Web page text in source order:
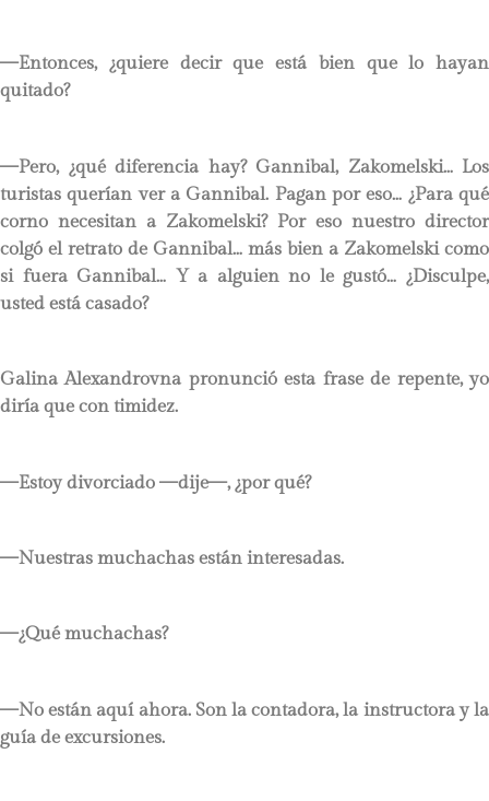
—Entonces, ¿quiere decir que está bien que lo hayan
quitado?
—Pero, ¿qué diferencia hay? Gannibal, Zakomelski… Los
turistas querían ver a Gannibal. Pagan por eso… ¿Para qué
corno necesitan a Zakomelski? Por eso nuestro director
colgó el retrato de Gannibal… más bien a Zakomelski como
si fuera Gannibal… Y a alguien no le gustó… ¿Disculpe,
usted está casado?
Galina Alexandrovna pronunció esta frase de repente, yo
diría que con timidez.
—Estoy divorciado —dije—, ¿por qué?
—Nuestras muchachas están interesadas.
—¿Qué muchachas?
—No están aquí ahora. Son la contadora, la instructora y la
guía de excursiones.